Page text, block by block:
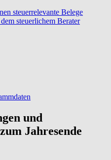
steuerrelevante Belege
steuerlichem Berater
und
Jahresende